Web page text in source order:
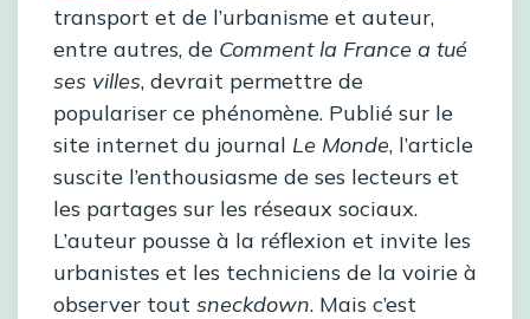
transport et de l’urbanisme et auteur,
entre autres, de Comment la France a tué
ses villes, devrait permettre de
populariser ce phénomène. Publié sur le
site internet du journal Le Monde, l’article
suscite l’enthousiasme de ses lecteurs et
les partages sur les réseaux sociaux.
L’auteur pousse à la réflexion et invite les
urbanistes et les techniciens de la voirie à
observer tout sneckdown. Mais c’est